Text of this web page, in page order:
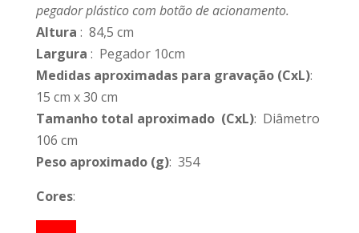
pegador plástico com botão de acionamento.
Altura : 84,5 cm
Largura : Pegador 10cm
Medidas aproximadas para gravação(CxL):
15 cm x 30 cm
Tamanho total aproximado (CxL): Diâmetro
106 cm
Peso aproximado(g): 354
Cores: